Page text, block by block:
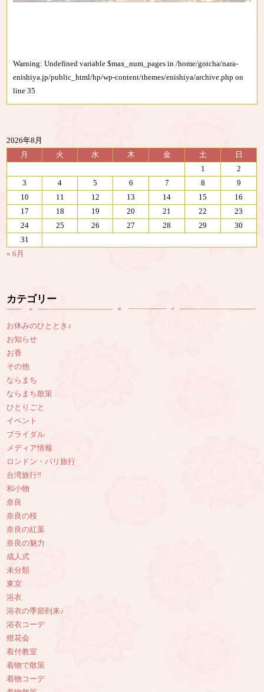
Warning: Undefined variable $max_num_pages in/home/gotcha/nara-
enishiya.jp/public_html/hp/wp-content/themes/enishiya/archive.php on
line35
2026年8月
月
火 水 木 金 土
日
1
2
3
4 5 6 7 8
9
10
11 12 13 14 15
16
17
18 19 20 21 22
23
24
25 26 27 28 29
30
31
« 6月
カテゴリー
お休みのひととき♪
お知らせ
お香
その他
ならまち
ならまち散策
ひとりごと
イベント
ブライダル
メディア情報
ロンドン・パリ旅行
台湾旅行‼︎
和小物
奈良
奈良の桜
奈良の紅葉
奈良の魅力
成人式
未分類
東京
浴衣
浴衣の季節到来♪
浴衣コーデ
燈花会
着付教室
着物で散策
着物コーデ